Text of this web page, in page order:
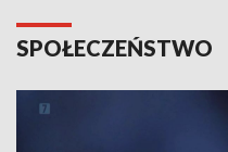
SPOŁECZEŃSTWO